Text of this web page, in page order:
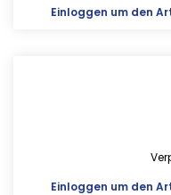
Einloggen um den
Einloggen um den